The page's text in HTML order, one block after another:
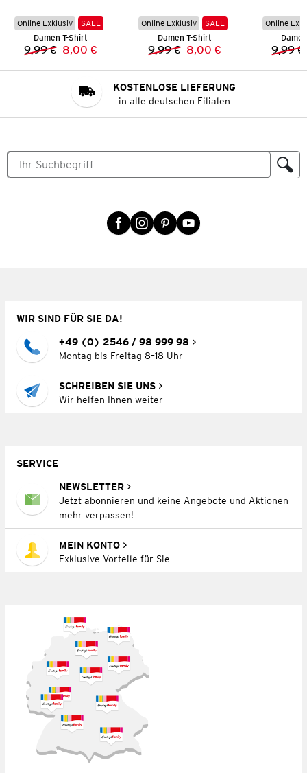
Online Exklusiv
SALE
Damen T-Shirt
Vorheriger Preis:
9,99 € Neuer Preis:
8,00 €
Online Exklusiv
SALE
Damen T-Shirt
Vorheriger Preis:
9,99 € Neuer Preis:
8,00 €
Online
9,99 €
KOSTENLOSE LIEFERUNG
in alle deutschen Filialen
WIR SIND FÜR SIE DA!
+49 (0) 2546 / 98 999 98
Montag bis Freitag 8–18 Uhr
SCHREIBEN SIE UNS
Wir helfen Ihnen weiter
SERVICE
NEWSLETTER
Jetzt abonnieren und keine Angebote und Aktionen
mehr verpassen!
MEIN KONTO
Exklusive Vorteile für Sie